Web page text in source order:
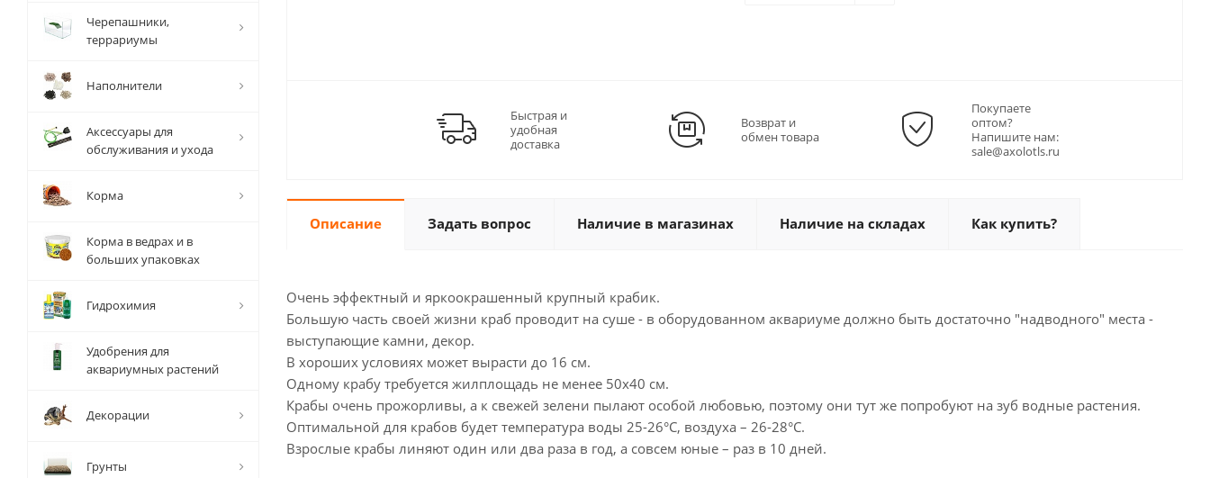
Быстрая и
удобная
доставка
Возврат и
обмен товара
Покупаете
оптом?
Напишите нам:
sale@axolotls.ru
Описание Задать вопрос Наличие в магазинах Наличие на складах Как купить?
Очень эффектный и яркоокрашенный крупный крабик.
Большую часть своей жизни краб проводит на суше - в оборудованном аквариуме должно быть достаточно "надводного" места -
выступающие камни, декор.
В хороших условиях может вырасти до 16 см.
Одному крабу требуется жилплощадь не менее 50х40 см.
Крабы очень прожорливы, а к свежей зелени пылают особой любовью, поэтому они тут же попробуют на зуб водные растения.
Оптимальной для крабов будет температура воды 25-26°С, воздуха – 26-28°С.
Взрослые крабы линяют один или два раза в год, а совсем юные – раз в 10 дней.
Черепашники,
террариумы
Наполнители
Аксессуары для
обслуживания и ухода
Корма
Корма в ведрах и в
больших упаковках
Гидрохимия
Удобрения для
аквариумных растений
Декорации
Грунты